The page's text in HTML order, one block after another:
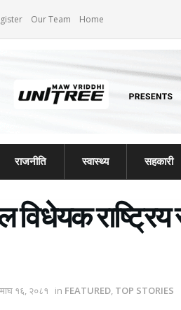
Our Team Home
राजनीति स्वास्थ्य सहकारी
राष्ट्रिय
१६, २०८१ in FEATURED, TOP STORIES